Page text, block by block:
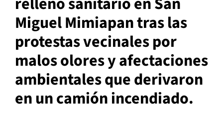
Miguel Mimiapan tras las
protestas vecinales por
malos olores y afectaciones
ambientales que derivaron
en un camión incendiado.